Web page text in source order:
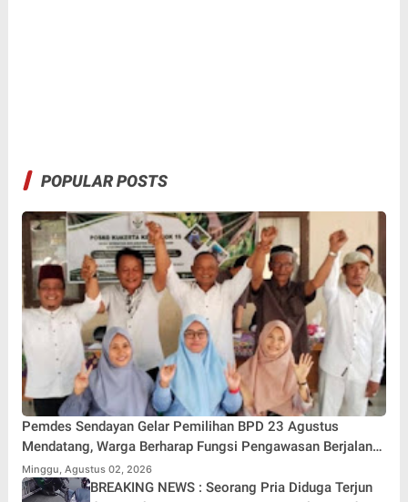
POPULAR POSTS
Pemdes Sendayan Gelar Pemilihan BPD 23 Agustus
Mendatang, Warga Berharap Fungsi Pengawasan Berjalan
Maksimal
Minggu, Agustus 02, 2026
BREAKING NEWS : Seorang Pria Diduga Terjun